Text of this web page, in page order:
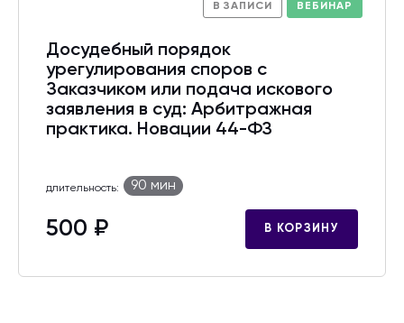
В ЗАПИСИ ВЕБИНАР
Досудебный порядок
урегулирования споров с
Заказчиком или подача искового
заявления в суд: Арбитражная
практика. Новации 44-ФЗ
длительность: 90 мин
500 ₽ В КОРЗИНУ